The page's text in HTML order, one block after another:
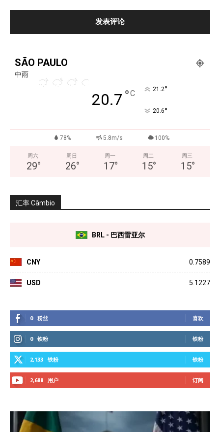
SÃO PAULO
中雨
20.7 °C 21.2°
20.6°
78% 5.8m/s 100%
周六
29°
周日
26°
周一
17°
周二
15°
周三
15°
汇率 Câmbio
BRL - 巴西雷亚尔
CNY 0.7589
USD 5.1227
0 粉丝 喜欢
0 铁粉 铁粉
2,133 铁粉 铁粉
2,688 用户 订阅